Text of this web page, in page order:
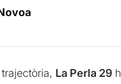
La Perla 29